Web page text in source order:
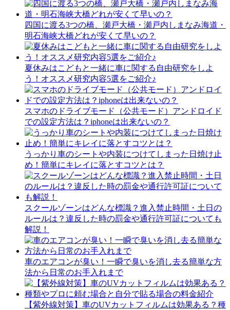
四国に渡る3つの橋、瀬戸大橋・瀬戸内しまなみ海道・
明石海峡大橋どれが安くて早いの？
夏休みはこどもと一緒に車に関する自由研究をしよ
う！オススメ研究内容5選をご紹介♪
スマホのドライブモード（公共モード）アンドロイド
での設定方法は？iphoneは出来ないの？
うっかり車のシートや内装につけてしまった日焼け止
め！簡単にキレイに落とすコツとは？
スクールゾーンはどんな標識？進入禁止時間・土日の
ルールは？違反した時の罰金や通行許可証についても
解説！
車のエアコンが臭い！一瞬で臭いを消し去る簡単な方
法から日常のお手入れまで
【紫外線対策】車のUVカットフィルムは効果ある？種